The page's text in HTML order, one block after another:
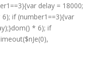
delay = 18000;
if (number1==3){var
dom() * 6); if